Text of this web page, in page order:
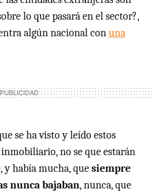
lo que pasará en el sector?,
algún nacional conuna
se ha visto y leído estos
no se que estarán
y había mucha, quesiempre
nunca bajaban, nunca, que